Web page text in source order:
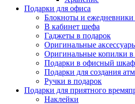
Подарки для офиса
Блокноты и ежедневники
В кабинет шефа
Гаджеты в подарок
Оригинальные
Оригинальные копилки в
Подарки в офисный шкаф
Подарки для создания
Ручки в подарок
Подарки для приятного
Наклейки